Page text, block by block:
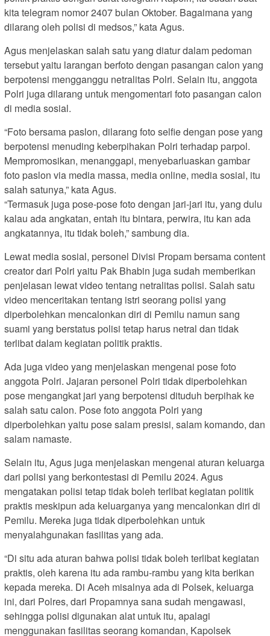
kita telegram nomor 2407 bulan Oktober. Bagaimana yang
dilarang oleh polisi di medsos,” kata Agus.
Agus menjelaskan salah satu yang diatur dalam pedoman
tersebut yaitu larangan berfoto dengan pasangan calon yang
berpotensi mengganggu netralitas Polri. Selain itu, anggota
Polri juga dilarang untuk mengomentari foto pasangan calon
di media sosial.
“Foto bersama paslon, dilarang foto selfie dengan pose yang
berpotensi menuding keberpihakan Polri terhadap parpol.
Mempromosikan, menanggapi, menyebarluaskan gambar
foto paslon via media massa, media online, media sosial, itu
salah satunya,” kata Agus.
“Termasuk juga pose-pose foto dengan jari-jari itu, yang dulu
kalau ada angkatan, entah itu bintara, perwira, itu kan ada
angkatannya, itu tidak boleh,” sambung dia.
Lewat media sosial, personel Divisi Propam bersama content
creator dari Polri yaitu Pak Bhabin juga sudah memberikan
penjelasan lewat video tentang netralitas polisi. Salah satu
video menceritakan tentang istri seorang polisi yang
diperbolehkan mencalonkan diri di Pemilu namun sang
suami yang berstatus polisi tetap harus netral dan tidak
terlibat dalam kegiatan politik praktis.
Ada juga video yang menjelaskan mengenai pose foto
anggota Polri. Jajaran personel Polri tidak diperbolehkan
pose mengangkat jari yang berpotensi dituduh berpihak ke
salah satu calon. Pose foto anggota Polri yang
diperbolehkan yaitu pose salam presisi, salam komando, dan
salam namaste.
Selain itu, Agus juga menjelaskan mengenai aturan keluarga
dari polisi yang berkontestasi di Pemilu 2024. Agus
mengatakan polisi tetap tidak boleh terlibat kegiatan politik
praktis meskipun ada keluarganya yang mencalonkan diri di
Pemilu. Mereka juga tidak diperbolehkan untuk
menyalahgunakan fasilitas yang ada.
“Di situ ada aturan bahwa polisi tidak boleh terlibat kegiatan
praktis, oleh karena itu ada rambu-rambu yang kita berikan
kepada mereka. Di Aceh misalnya ada di Polsek, keluarga
ini, dari Polres, dari Propamnya sana sudah mengawasi,
sehingga polisi digunakan alat untuk itu, apalagi
menggunakan fasilitas seorang komandan, Kapolsek